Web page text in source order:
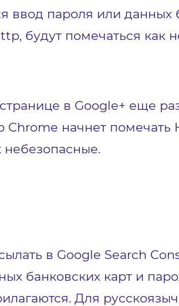
ввод пароля или
будут помечаться как
в Google+ еще
начнет помечать
небезопасные.
в Google Search
банковских карт и
Для